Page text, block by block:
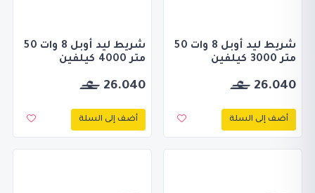
شريط ليد أوبل 8 وات 50
متر 3000 كيلفين
26.040
أضف إلى السلة
شريط ليد أوبل 8 وات 50
متر 4000 كيلفين
26.040
أضف إلى السلة